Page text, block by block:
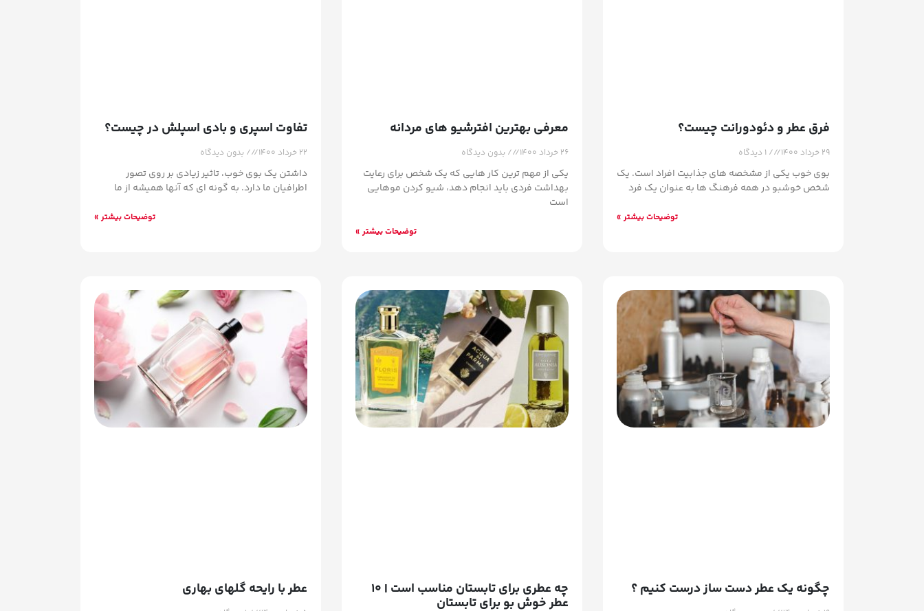
فرق عطر و دئودورانت چیست؟
۲۹ خرداد ۱۴۰۰
بوی خوب یکی از مشخصه های جذابیت افراد است. یک
شخص خوشبو در همه فرهنگ ها به عنوان یک فرد
توضیحات بیشتر »
معرفی بهترین افترشیو های مردانه
۲۶ خرداد ۱۴۰۰ بدون دیدگاه
یکی از مهم ترین کار هایی که یک شخص برای رعایت
بهداشت فردی باید انجام دهد، شیو کردن موهایی
است
توضیحات بیشتر »
تفاوت اسپری و بادی اسپلش در چیست؟
۲۲ خرداد ۱۴۰۰ بدون دیدگاه
داشتن یک بوی خوب، تاثیر زیادی بر روی تصور
اطرافیان ما دارد. به گونه ای که آنها همیشه از ما
توضیحات بیشتر »
چگونه یک عطر دست ساز درست کنیم ؟ چه عطری برای تابستان مناسب است | ۱۰
عطر خوش بو برای تابستان
عطر با رایحه گلهای بهاری